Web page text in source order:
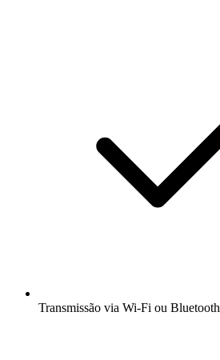
Transmissão via Wi-Fi ou Bluetooth